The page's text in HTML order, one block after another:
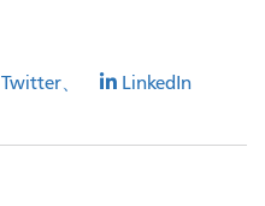
Twitter、 LinkedIn